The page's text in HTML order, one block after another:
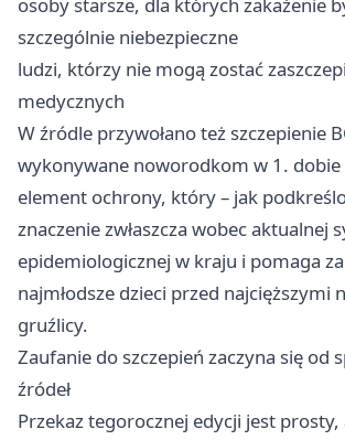
osoby starsze, dla których zakażenie
szczególnie niebezpieczne
ludzi, którzy nie mogą zostać
medycznych
W źródle przywołano też szczepienie
wykonywane noworodkom w 1. dobie
element ochrony, który – jak
znaczenie zwłaszcza wobec aktualnej
epidemiologicznej w kraju i pomaga
najmłodsze dzieci przed najcięższymi
gruźlicy.
Zaufanie do szczepień zaczyna się od
źródeł
Przekaz tegorocznej edycji jest